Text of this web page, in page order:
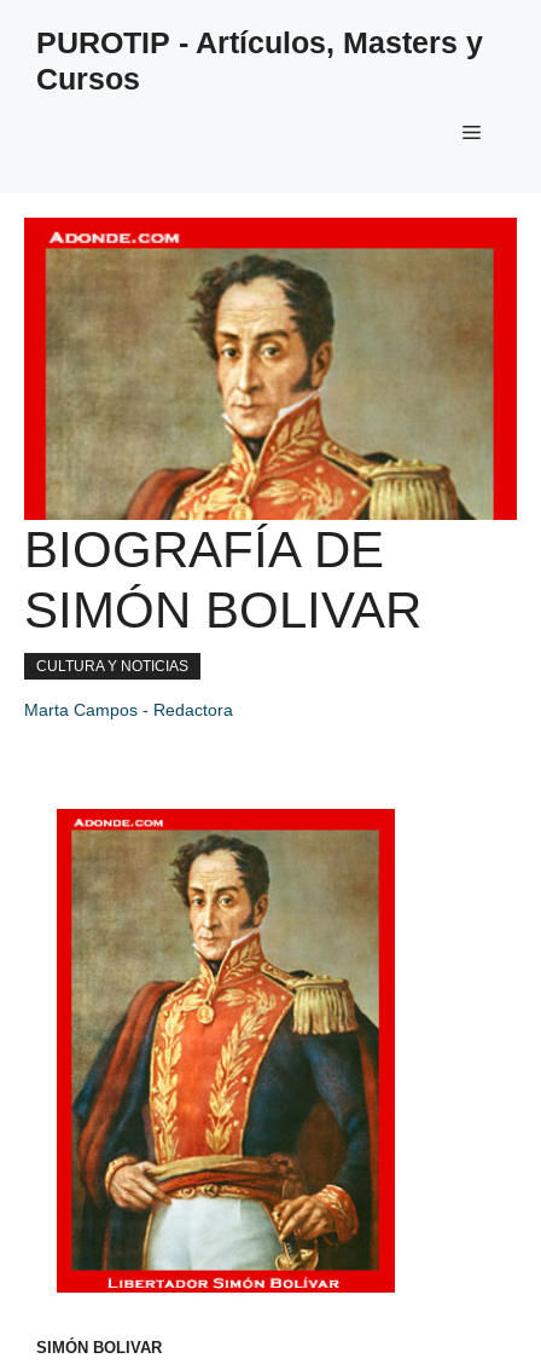
contenido
PUROTIP - Artículos, Masters y
Cursos
Menú
BIOGRAFÍA DE
SIMÓN BOLIVAR
CULTURA Y NOTICIAS
Marta Campos - Redactora
SIMÓN BOLIVAR